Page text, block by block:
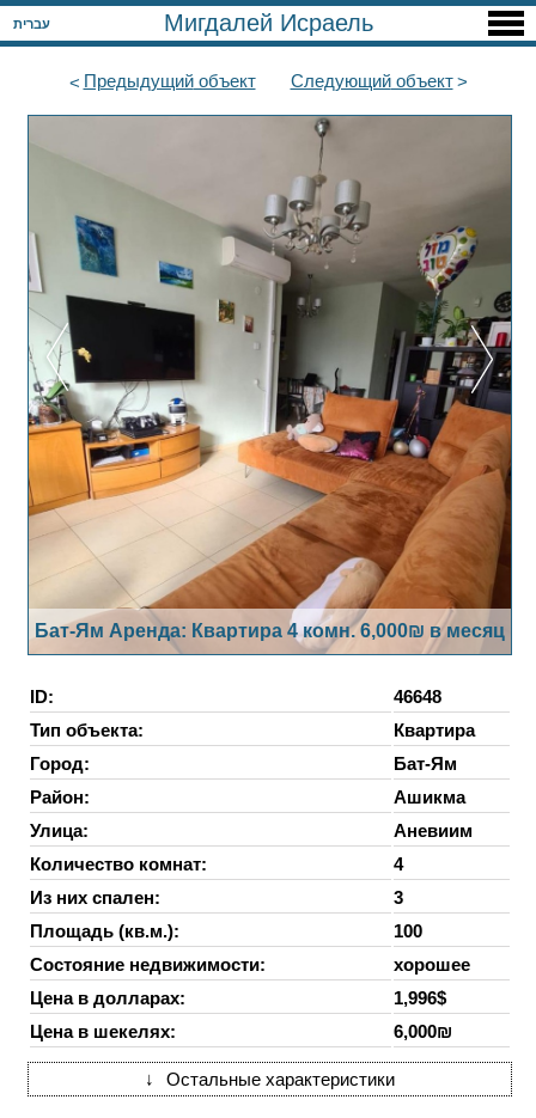
עברית Мигдалей Исраель
Предыдущийобъект Следующийобъект
Бат-Ям Аренда: Квартира 4 комн. 6,000₪ в месяц
ID:
46648
Тип объекта:
Квартира
Город:
Бат-Ям
Район:
Ашикма
Улица:
Аневиим
Количество комнат:
4
Из них спален:
3
Площадь (кв.м.):
100
Состояние недвижимости:
хорошее
Цена в долларах:
1,996$
Цена в шекелях:
6,000₪
↓ Остальные характеристики